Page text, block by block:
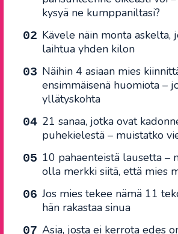
kysyä ne kumppaniltasi?
Kävele näin monta askelta,
laihtua yhden kilon
Näihin 4 asiaan mies
ensimmäisenä huomiota –
yllätyskohta
21 sanaa, jotka ovat
puhekielestä – muistatko
10 pahaenteistä lausetta –
olla merkki siitä, että mies
Jos mies tekee nämä 11
hän rakastaa sinua
Asia, josta ei kerrota edes